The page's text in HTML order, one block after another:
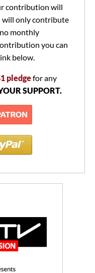
contribution will
will only contribute
monthly
you can
below.
pledgefor any
SUPPORT.